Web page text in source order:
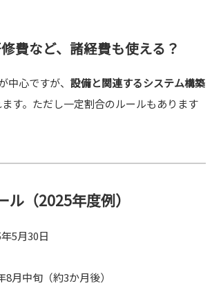
費など、諸経費も使える？
中心ですが、 設備と関連するシステム構築
す。ただし一定割合のルールもあります
ル（2025年度例）
年5月30日
8月中旬（約3か月後）